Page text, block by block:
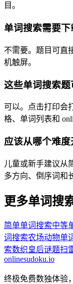
目。
单词搜索需要下
不需要。题目可直
机触屏。
这些单词搜索题
可以。点击打印会
格、单词列表和
应该从哪个难度
儿童或新手建议从
多方向、倒序词和
更多单词搜
简单单词搜索中等
词搜索农场动物单
索数织皇后谜题扫
onlinesudoku.io
终极免费数独体验